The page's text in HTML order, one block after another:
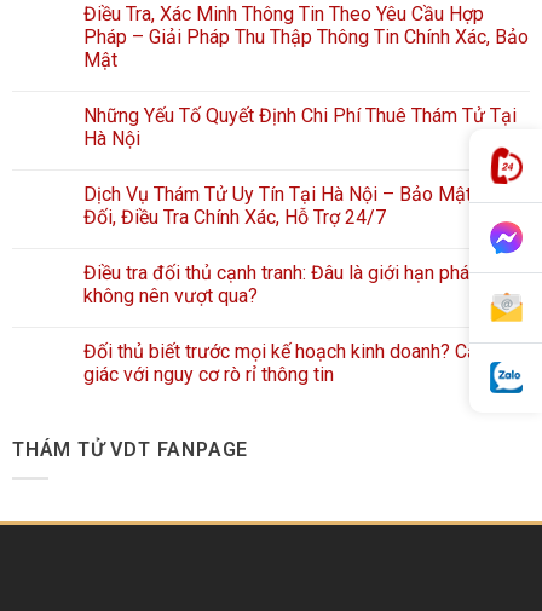
Điều Tra, Xác Minh Thông Tin Theo Yêu Cầu Hợp
Pháp – Giải Pháp Thu Thập Thông Tin Chính Xác, Bảo
Mật
Những Yếu Tố Quyết Định Chi Phí Thuê Thám Tử Tại
Hà Nội
Dịch Vụ Thám Tử Uy Tín Tại Hà Nội – Bảo Mật Tuyệt
Đối, Điều Tra Chính Xác, Hỗ Trợ 24/7
Điều tra đối thủ cạnh tranh: Đâu là giới hạn pháp lý
không nên vượt qua?
Đối thủ biết trước mọi kế hoạch kinh doanh? Cảnh
giác với nguy cơ rò rỉ thông tin
THÁM TỬ VDT FANPAGE